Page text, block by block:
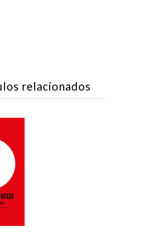
relacionados